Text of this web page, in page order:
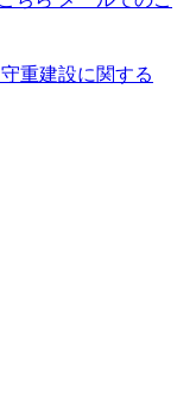
守重建設に関する